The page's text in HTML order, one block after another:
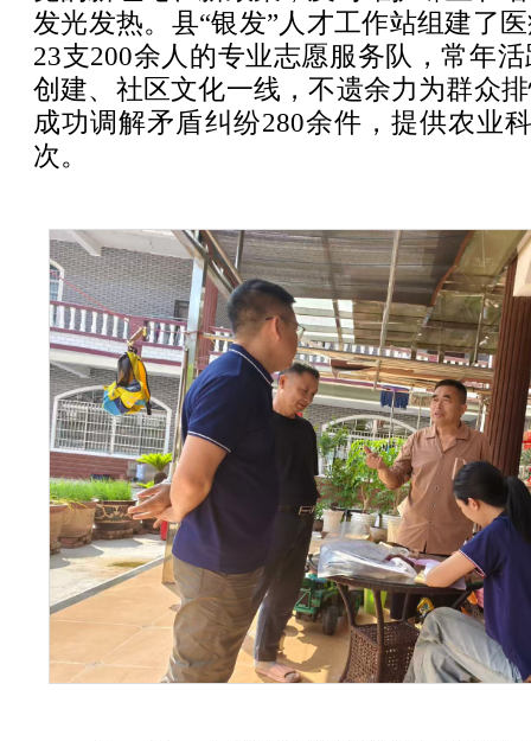
发光发热。县“银发”人才工作站组建了
23支200余人的专业志愿服务队，常年
创建、社区文化一线，不遗余力为群众
成功调解矛盾纠纷280余件，提供农业
次。